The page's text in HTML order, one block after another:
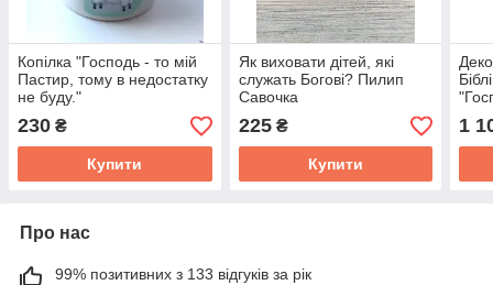
Копілка "Господь - то мій
Пастир, тому в недостатку
не буду."
230 ₴
Купити
Як виховати дітей, які
служать Богові? Пилип
Савочка
225₴
Купити
1
Про нас
99% позитивних з 133 відгуків за рік